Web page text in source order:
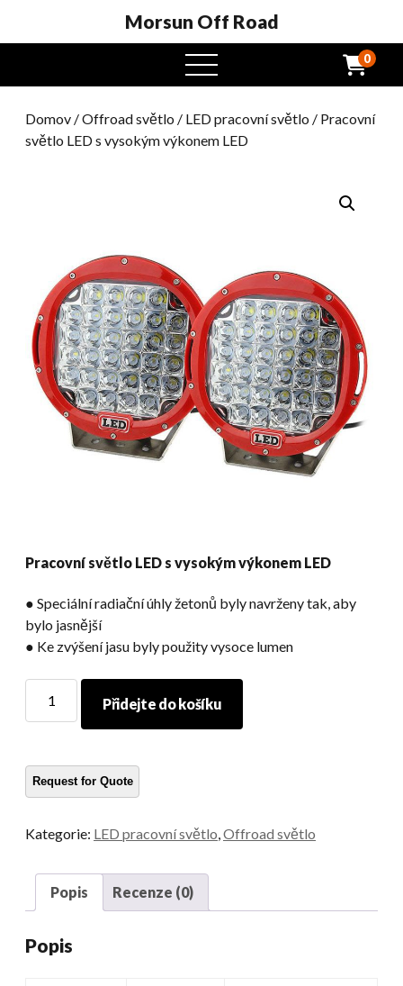
Morsun Off Road
Otevřená
nabídka
0
Domov /Offroad světlo / LED pracovní světlo / Pracovní
světlo LED s vysokým výkonem LED
Pracovní světlo LED s vysokým výkonem LED
● Speciální radiační úhly žetonů byly navrženy tak, aby
bylo jasnější
● Ke zvýšení jasu byly použity vysoce lumen
světlo
vysokým
výkonem
množství
Přidejte do košíku
Kategorie: LED pracovní světlo Offroad světlo
Popis Recenze (0)
Popis